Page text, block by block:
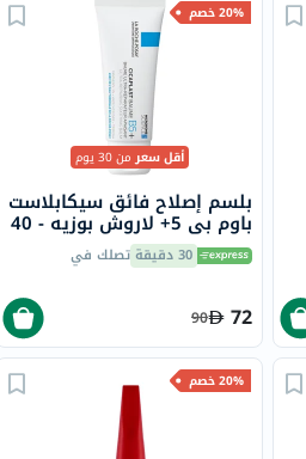
20% خصم
أقل سعرمن 30 يوم
بلسم إصلاح فائق سيكابلاست
باوم بي 5+ لاروش بوزيه - 40
مل 30 دقيقة تصلك في
72
90
20% خصم